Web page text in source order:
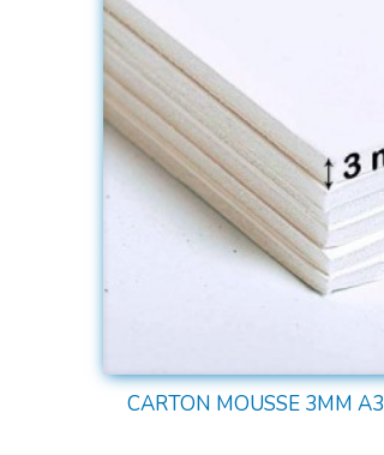
CARTON MOUSSE 3MM A3